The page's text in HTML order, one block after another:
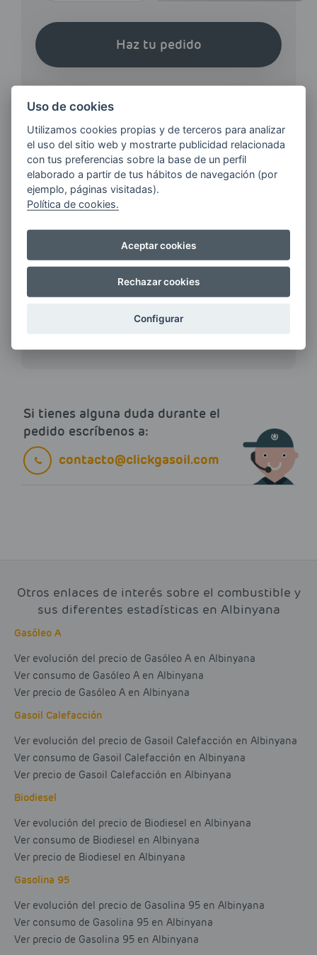
Haz tu pedido
¿QUIERES ESTAR AL DÍA DE
LAS
ÚLTIMAS NOVEDADES?
ENERGIAS por cualquier medio, incluido
Si tienes alguna duda durante el
pedido escríbenos a:
contacto@clickgasoil.com
Otros enlaces de interés sobre el combustible y
sus diferentes estadísticas en Albinyana
Gasóleo A
Ver evolución del precio de Gasóleo A en Albinyana
Ver consumo de Gasóleo A en Albinyana
Ver precio de Gasóleo A en Albinyana
Gasoil Calefacción
Ver evolución del precio de Gasoil Calefacción en Albinyana
Ver consumo de Gasoil Calefacción en Albinyana
Ver precio de Gasoil Calefacción en Albinyana
Biodiesel
Ver evolución del precio de Biodiesel en Albinyana
Ver consumo de Biodiesel en Albinyana
Ver precio de Biodiesel en Albinyana
Gasolina 95
Ver evolución del precio de Gasolina 95 en Albinyana
Ver consumo de Gasolina 95 en Albinyana
Ver precio de Gasolina 95 en Albinyana
Uso de cookies
Utilizamos cookies propias y de terceros para analizar
el uso del sitio web y mostrarte publicidad relacionada
con tus preferencias sobre la base de un perfil
elaborado a partir de tus hábitos de navegación (por
ejemplo, páginas visitadas).
Política de cookies.
Aceptar cookies
Rechazar cookies
Configurar